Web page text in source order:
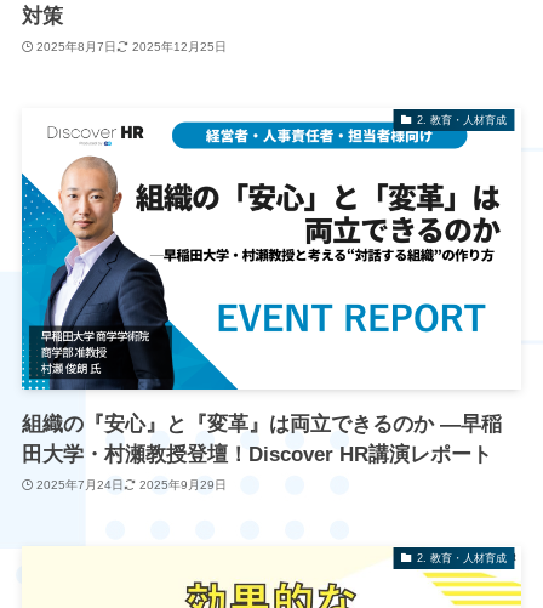
対策
2025年8月7日 2025年12月25日
2. 教育・人材育成
組織の『安心』と『変革』は両立できるのか ―早稲
田大学・村瀬教授登壇！Discover HR講演レポート
2025年7月24日 2025年9月29日
2. 教育・人材育成